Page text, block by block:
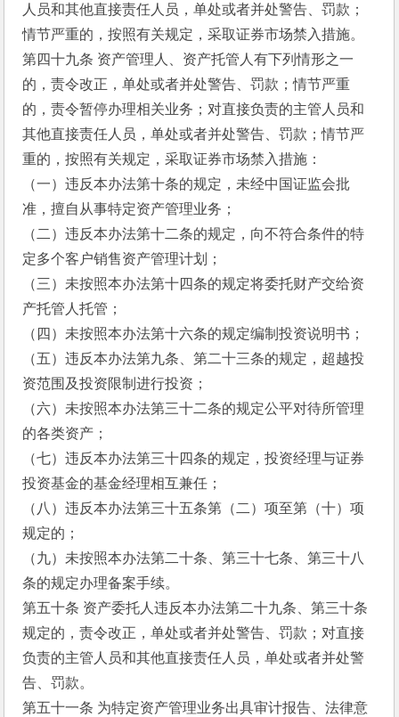
人员和其他直接责任人员，单处或者并处警告、罚款；
情节严重的，按照有关规定，采取证券市场禁入措施。
第四十九条 资产管理人、资产托管人有下列情形之一
的，责令改正，单处或者并处警告、罚款；情节严重
的，责令暂停办理相关业务；对直接负责的主管人员和
其他直接责任人员，单处或者并处警告、罚款；情节严
重的，按照有关规定，采取证券市场禁入措施：
（一）违反本办法第十条的规定，未经中国证监会批
准，擅自从事特定资产管理业务；
（二）违反本办法第十二条的规定，向不符合条件的特
定多个客户销售资产管理计划；
（三）未按照本办法第十四条的规定将委托财产交给资
产托管人托管；
（四）未按照本办法第十六条的规定编制投资说明书；
（五）违反本办法第九条、第二十三条的规定，超越投
资范围及投资限制进行投资；
（六）未按照本办法第三十二条的规定公平对待所管理
的各类资产；
（七）违反本办法第三十四条的规定，投资经理与证券
投资基金的基金经理相互兼任；
（八）违反本办法第三十五条第（二）项至第（十）项
规定的；
（九）未按照本办法第二十条、第三十七条、第三十八
条的规定办理备案手续。
第五十条 资产委托人违反本办法第二十九条、第三十条
规定的，责令改正，单处或者并处警告、罚款；对直接
负责的主管人员和其他直接责任人员，单处或者并处警
告、罚款。
第五十一条 为特定资产管理业务出具审计报告、法律意